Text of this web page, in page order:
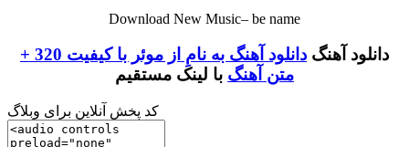
Download New Music– be name
دانلود آهنگ
دانلود آهنگ به نامِ از موئر با کیفیت 320 +
متن آهنگ با لینک مستقیم
کد پخش آنلاین برای وبلاگ